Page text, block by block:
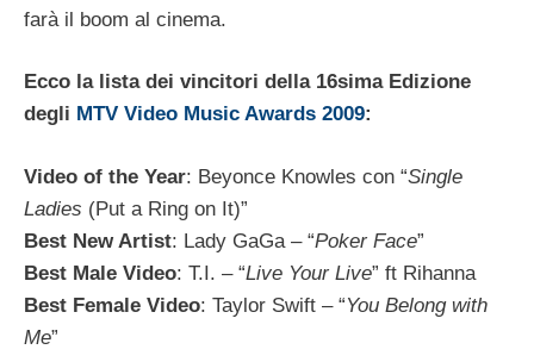
farà il boom al cinema.
Ecco la lista dei vincitori della 16sima Edizione
degli MTV Video Music Awards 2009:
Video of the Year: Beyonce Knowles con “Single
Ladies (Put a Ring on It)”
Best New Artist: Lady GaGa – “Poker Face”
Best Male Video: T.I. – “Live Your Live” ft Rihanna
Best Female Video: Taylor Swift – “You Belong with
Me”